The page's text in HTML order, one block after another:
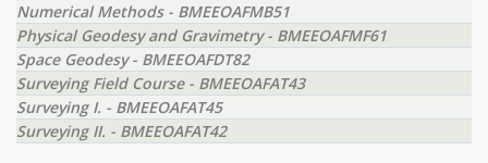
Numerical Methods - BMEEOAFMB51
Physical Geodesy and Gravimetry - BMEEOAFMF61
Space Geodesy - BMEEOAFDT82
Surveying Field Course - BMEEOAFAT43
Surveying I. - BMEEOAFAT45
Surveying II. - BMEEOAFAT42